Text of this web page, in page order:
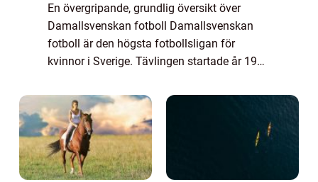
En övergripande, grundlig översikt över
Damallsvenskan fotboll Damallsvenskan
fotboll är den högsta fotbollsligan för
kvinnor i Sverige. Tävlingen startade år 1988
plattform för kvinnlig fotboll i landet. Den ...